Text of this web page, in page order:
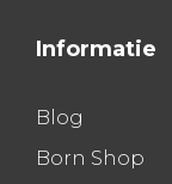
Informatie
Blog
Born Shop